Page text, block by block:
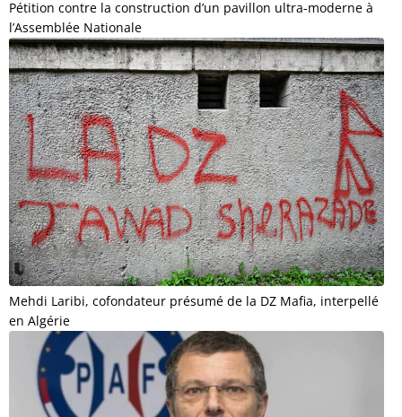
Pétition contre la construction d’un pavillon ultra-moderne à
l’Assemblée Nationale
Mehdi Laribi, cofondateur présumé de la DZ Mafia, interpellé
en Algérie